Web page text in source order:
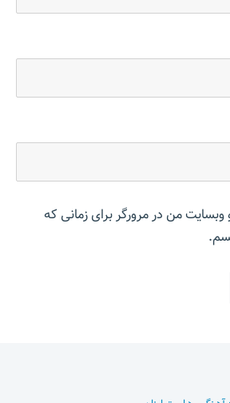
وبسایت من در مرورگر برای زمانی که